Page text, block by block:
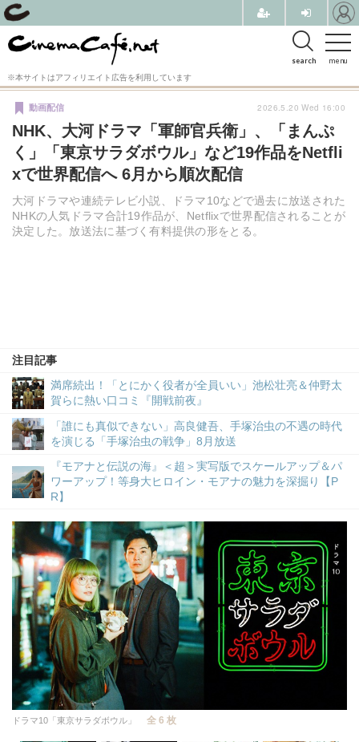
menu
search
※本サイトはアフィリエイト広告を利用しています
NHK、大河ドラマ「軍師官兵衛」、「まんぷ
く」「東京サラダボウル」など19作品をNetfli
xで世界配信へ 6月から順次配信
大河ドラマや連続テレビ小説、ドラマ10などで過去に放送された
NHKの人気ドラマ合計19作品が、Netflixで世界配信されることが
決定した。放送法に基づく有料提供の形をとる。
動画配信
注目記事
満席続出！「とにかく役者が全員いい」池松壮亮＆仲野太
賀らに熱い口コミ『開戦前夜』
「誰にも真似できない」高良健吾、手塚治虫の不遇の時代
を演じる「手塚治虫の戦争」8月放送
『モアナと伝説の海』＜超＞実写版でスケールアップ＆パ
ワーアップ！等身大ヒロイン・モアナの魅力を深掘り【P
R】
2026.5.20 Wed 16:00
ドラマ10「東京サラダボウル」 全 6 枚